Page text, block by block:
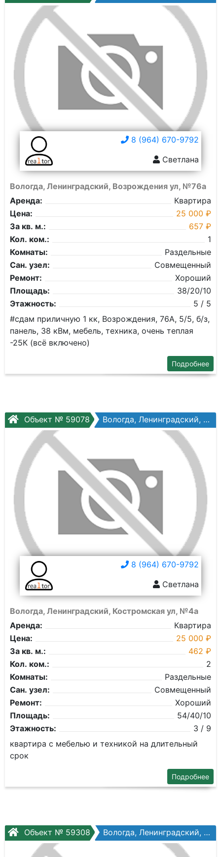
8 (964) 670-9792
Светлана
Вологда, Ленинградский, Возрождения ул, №76а
Аренда:
Квартира
Цена:
25 000 ₽
За кв. м.:
657 ₽
Кол. ком.:
1
Комнаты:
Раздельные
Сан. узел:
Совмещенный
Ремонт:
Хороший
Площадь:
38/20/10
Этажность:
5 / 5
#сдам приличную 1 кк, Возрождения, 76А, 5/5, б/з,
панель, 38 кВм, мебель, техника, очень теплая
-25К (всё включено)
Подробнее
Объект № 59078 Вологда, Ленинградский, Костромская ул, №4а
8 (964) 670-9792
Светлана
Вологда, Ленинградский, Костромская ул, №4а
Аренда:
Квартира
Цена:
25 000 ₽
За кв. м.:
462 ₽
Кол. ком.:
2
Комнаты:
Раздельные
Сан. узел:
Совмещенный
Ремонт:
Хороший
Площадь:
54/40/10
Этажность:
3 / 9
квартира с мебелью и техникой на длительный
срок
Подробнее
Объект № 59308 Вологда, Ленинградский, Ленинградская ул, №150